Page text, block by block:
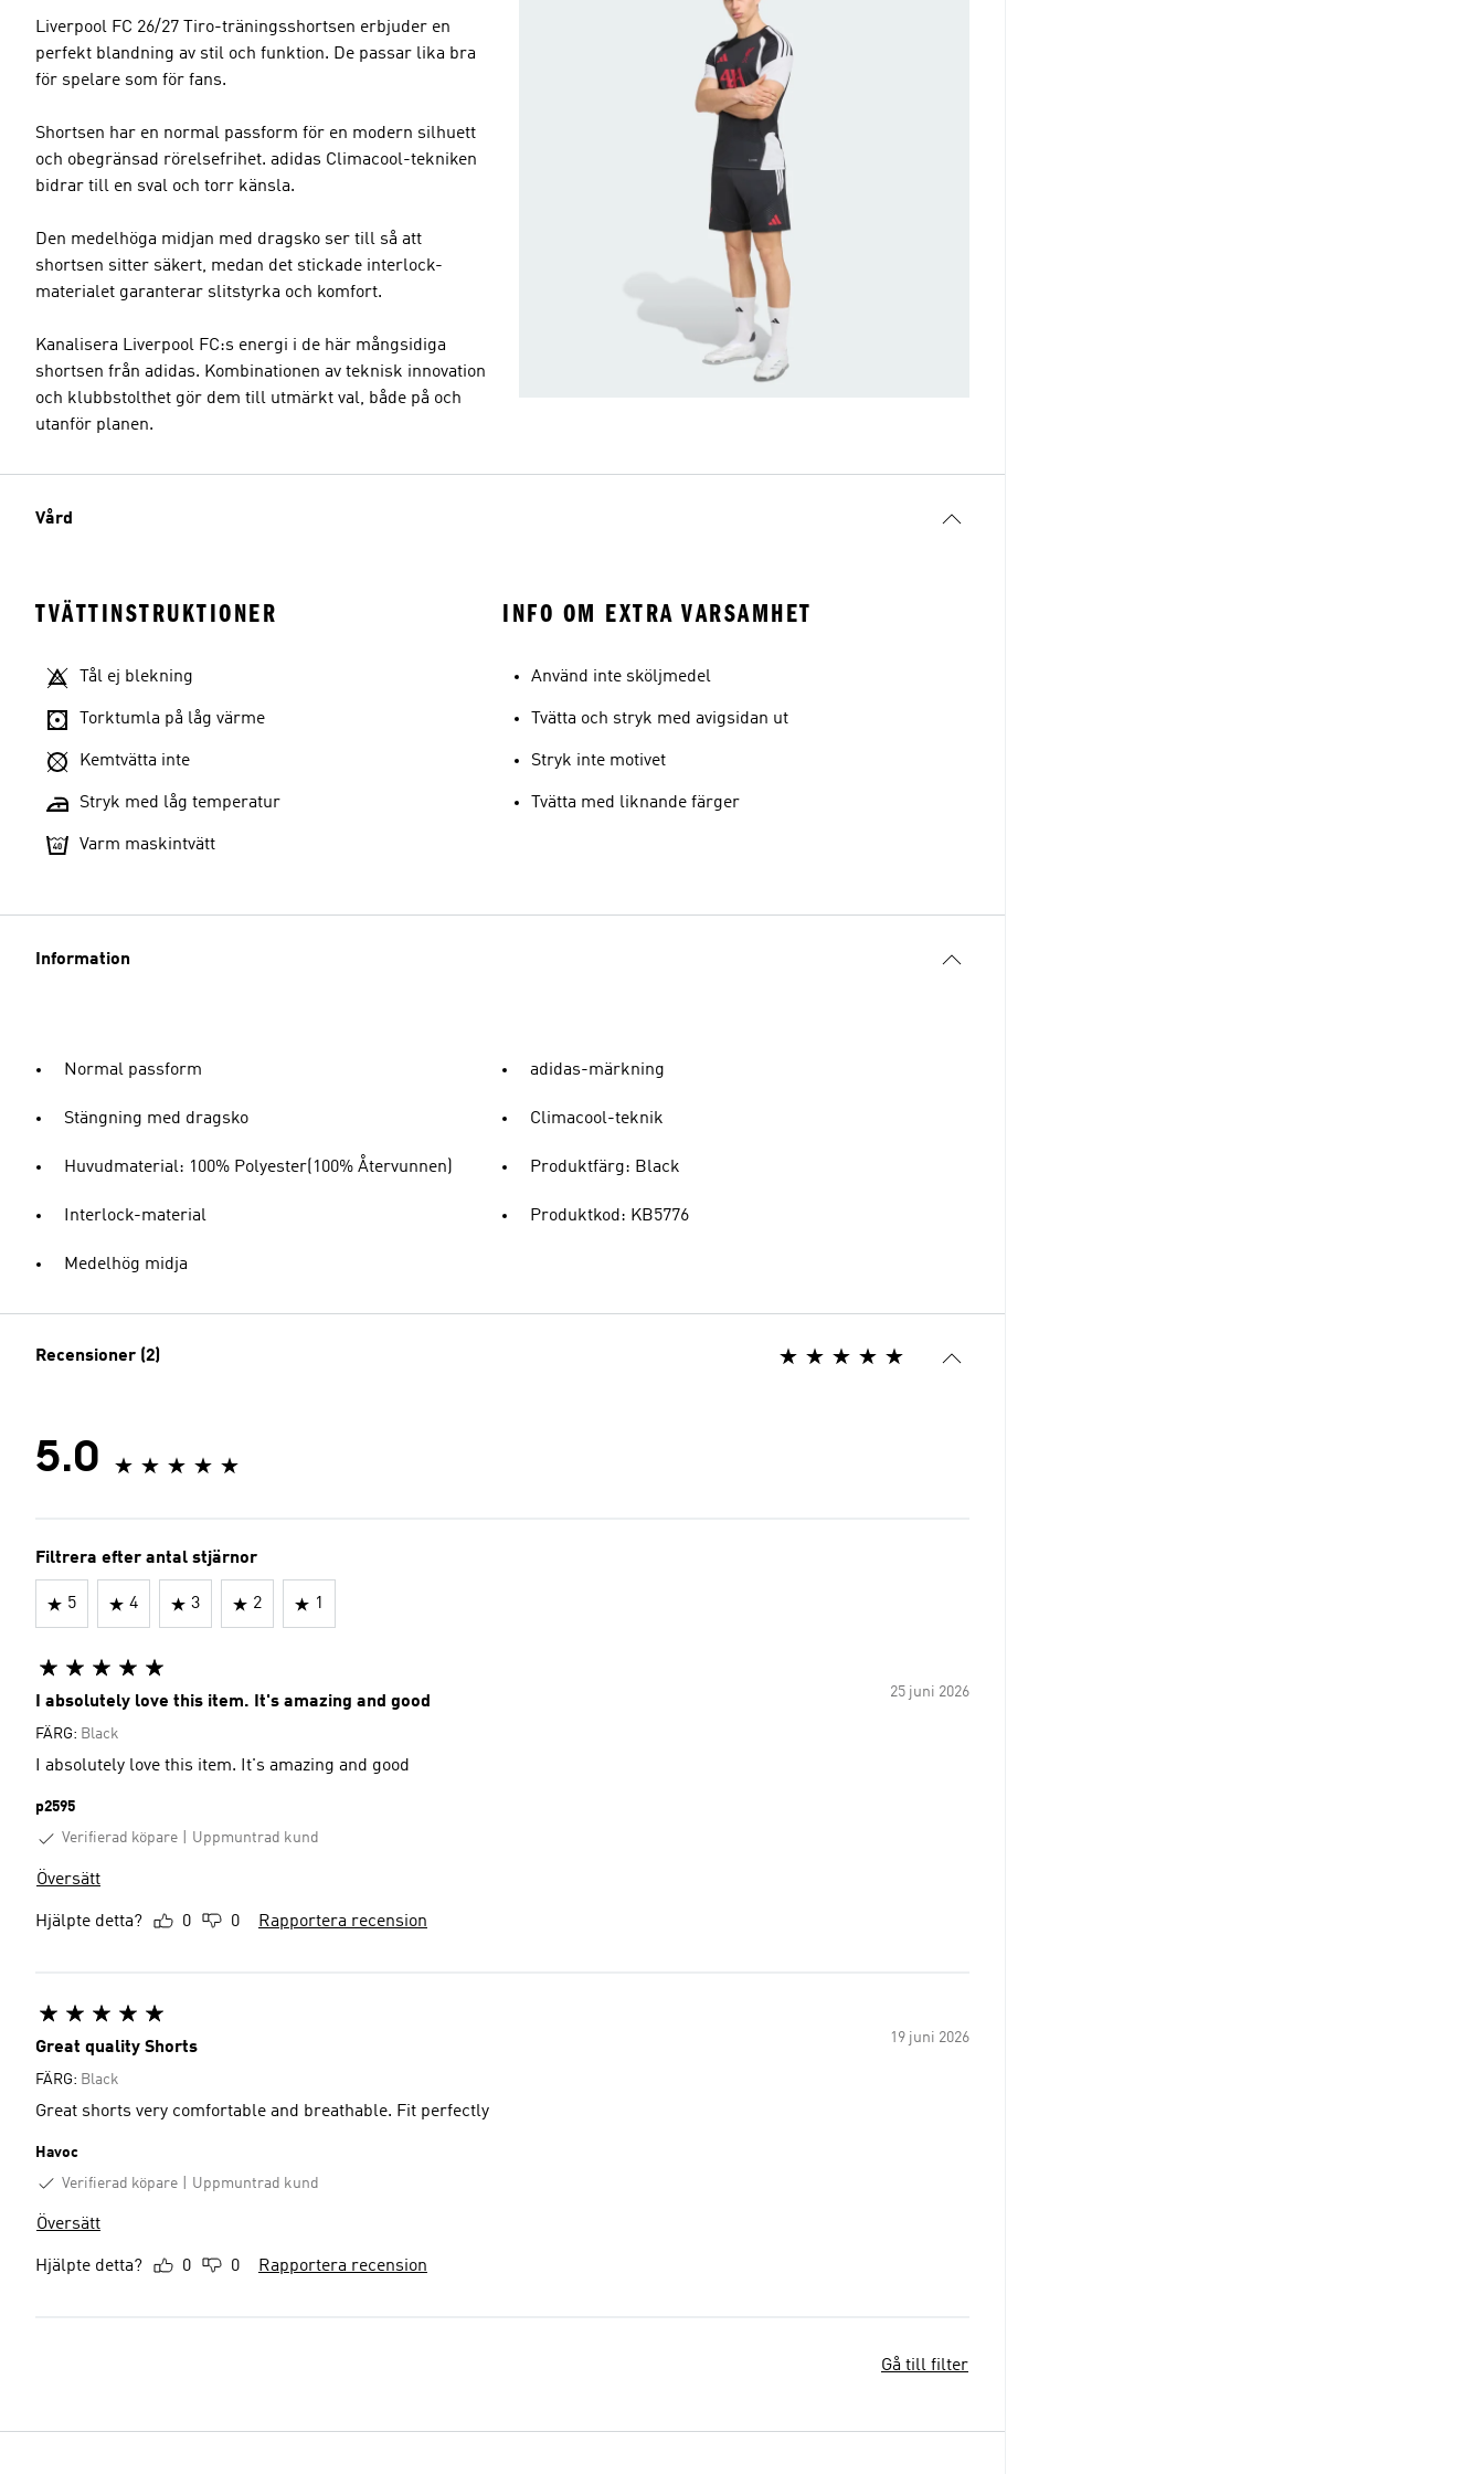
Liverpool FC 26/27 Tiro-träningsshortsen erbjuder en
perfekt blandning av stil och funktion. De passar lika bra
för spelare som för fans.
Shortsen har en normal passform för en modern silhuett
och obegränsad rörelsefrihet. adidas Climacool-tekniken
bidrar till en sval och torr känsla.
Den medelhöga midjan med dragsko ser till så att
shortsen sitter säkert, medan det stickade interlock-
materialet garanterar slitstyrka och komfort.
Kanalisera Liverpool FC:s energi i de här mångsidiga
shortsen från adidas. Kombinationen av teknisk innovation
och klubbstolthet gör dem till utmärkt val, både på och
utanför planen.
Vård
TVÄTTINSTRUKTIONER
Tål ej blekning
Torktumla på låg värme
Kemtvätta inte
Stryk med låg temperatur
Varm maskintvätt
INFO OM EXTRA VARSAMHET
Använd inte sköljmedel
Tvätta och stryk med avigsidan ut
Stryk inte motivet
Tvätta med liknande färger
Information
Normal passform
Stängning med dragsko
Huvudmaterial: 100% Polyester(100% Återvunnen)
Interlock-material
Medelhög midja
adidas-märkning
Climacool-teknik
Produktfärg: Black
Produktkod: KB5776
Recensioner (2)
5.0
Filtrera efter antal stjärnor
5 4 3 2 1
25 juni 2026
I absolutely love this item. It's amazing and good
FÄRG: Black
I absolutely love this item. It's amazing and good
p2595
Verifierad köpare
Uppmuntrad kund
Översätt
Hjälpte detta? 0 0 Rapportera recension
19 juni 2026
Great quality Shorts
FÄRG: Black
Great shorts very comfortable and breathable. Fit perfectly
Havoc
Verifierad köpare
Uppmuntrad kund
Översätt
Hjälpte detta? 0 0 Rapportera recension
Gå till filter